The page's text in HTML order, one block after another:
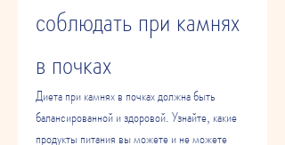
соблюдать при камнях
в почках
Диета при камнях в почках должна быть
балансированной и здоровой. Узнайте, какие
продукты питания вы можете и не можете